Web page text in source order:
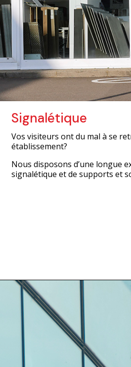
Signalétique
Vos visiteurs ont du mal à se
établissement?
Nous disposons d’une longue
signalétique et de supports et